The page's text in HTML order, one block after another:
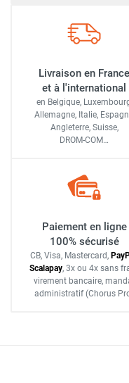
Livraison en France
et à l'international
en Belgique,
Allemagne, Italie,
Angleterre, Suisse,
DROM-COM…
Paiement en ligne
100% sécurisé
CB, Visa, Mastercard, Pay
Scalapay, 3x ou 4x sans
virement bancaire,
administratif (Chorus